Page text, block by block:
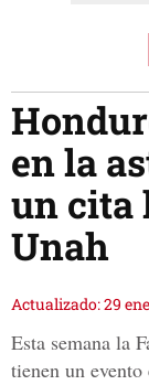
en la
un cita
Unah
Actualizado: 29
Esta semana la
tienen un evento